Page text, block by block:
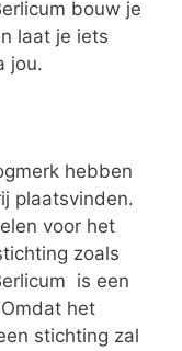
bouw je
laat je iets
jou.
hebben
plaatsvinden.
voor het
zoals
is een
het
stichting zal